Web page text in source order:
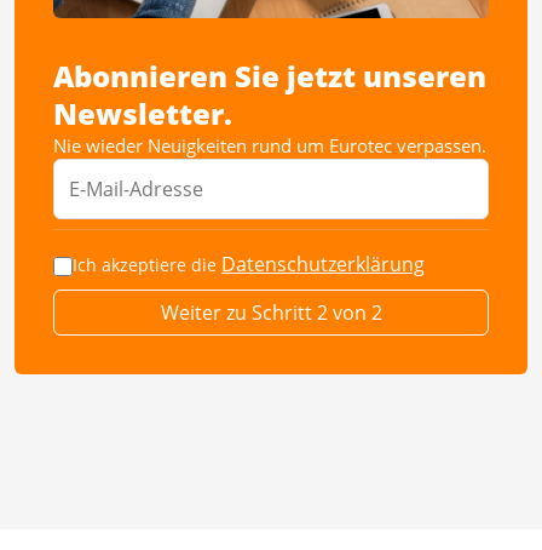
Abonnieren Sie jetzt unseren
Newsletter.
Nie wieder Neuigkeiten rund um Eurotec verpassen.
Ich akzeptiere die Datenschutzerklärung
Weiter zu Schritt 2 von 2